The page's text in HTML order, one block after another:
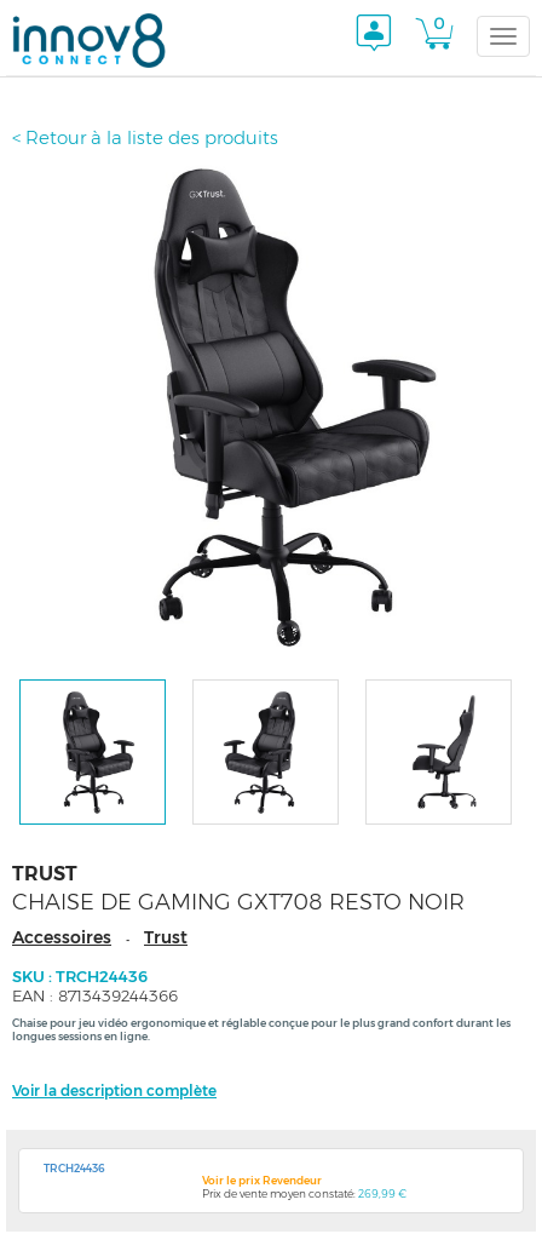
0
< Retour à la liste des produits
TRUST
CHAISE DE GAMING GXT708 RESTO NOIR
Accessoires - Trust
SKU : TRCH24436
EAN : 8713439244366
Chaise pour jeu vidéo ergonomique et réglable conçue pour le plus grand confort durant les
longues sessions en ligne.
Voir la description complète
TRCH24436
Voir le prix Revendeur
Prix de vente moyen constaté:269,99 €